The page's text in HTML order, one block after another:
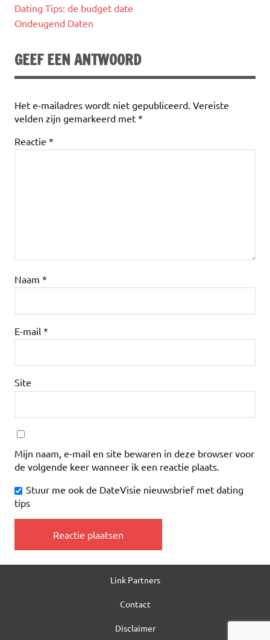
Dating Tips: de budget date
Ondeugend Daten
GEEF EEN ANTWOORD
Het e-mailadres wordt niet gepubliceerd. Vereiste
velden zijn gemarkeerd met *
Reactie *
Naam *
E-mail *
Site
Mijn naam, e-mail en site bewaren in deze browser voor
de volgende keer wanneer ik een reactie plaats.
Stuur me ook de DateVisie nieuwsbrief met dating
tips
Link Partners
Contact
Disclaimer